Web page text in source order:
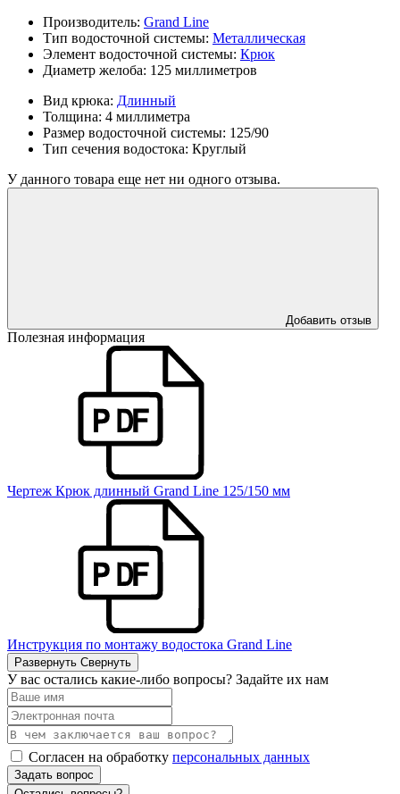
Производитель: Grand Line
Тип водосточной системы: Металлическая
Элемент водосточной системы: Крюк
Диаметр желоба: 125 миллиметров
Вид крюка: Длинный
Толщина: 4 миллиметра
Размер водосточной системы: 125/90
Тип сечения водостока: Круглый
У данного товара еще нет ни одного отзыва.
Добавить отзыв
Полезная информация
Чертеж Крюк длинный Grand Line 125/150 мм
Инструкция по монтажу водостока Grand Line
Развернуть Свернуть
У вас остались какие-либо вопросы? Задайте их нам
Согласен на обработку персональных данных
Задать вопрос